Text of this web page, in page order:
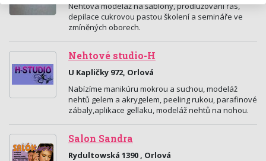
Nehtová modeláž na šablony, prodlužování řas,
depilace cukrovou pastou školení a semináře ve
zmíněných oborech.
Nehtové studio-H
U Kapličky 972, Orlová
Nabízíme manikúru mokrou a suchou, modeláž
nehtů gelem a akrygelem, peeling rukou, parafinové
zábaly,aplikace gellaku, modeláž nehtů na nohou.
Salon Sandra
Rydultowská 1390 , Orlová